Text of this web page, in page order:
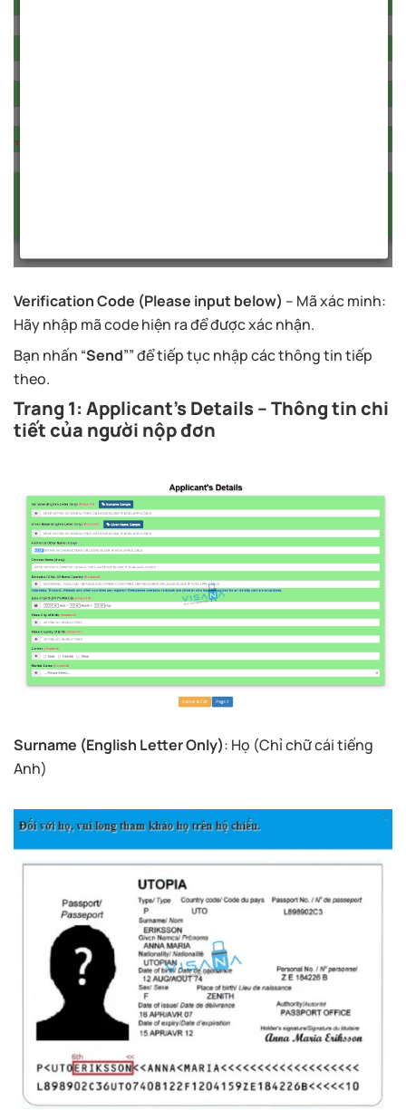
Verification Code (Please input below) – Mã xác minh:
Hãy nhập mã code hiện ra để được xác nhận.
Bạn nhấn “Send”” để tiếp tục nhập các thông tin tiếp
theo.
Trang 1: Applicant’s Details – Thông tin chi
tiết của người nộp đơn
Surname (English Letter Only): Họ (Chỉ chữ cái tiếng
Anh)